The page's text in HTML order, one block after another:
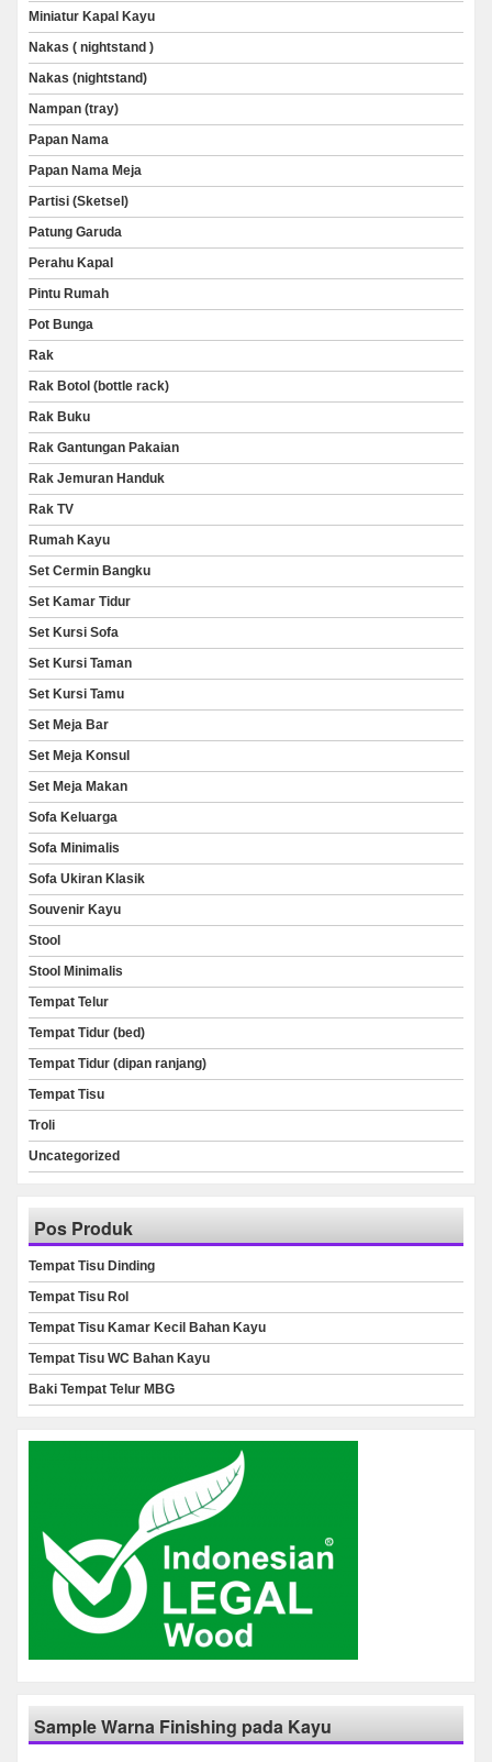
Miniatur Kapal Kayu
Nakas ( nightstand )
Nakas (nightstand)
Nampan (tray)
Papan Nama
Papan Nama Meja
Partisi (Sketsel)
Patung Garuda
Perahu Kapal
Pintu Rumah
Pot Bunga
Rak
Rak Botol (bottle rack)
Rak Buku
Rak Gantungan Pakaian
Rak Jemuran Handuk
Rak TV
Rumah Kayu
Set Cermin Bangku
Set Kamar Tidur
Set Kursi Sofa
Set Kursi Taman
Set Kursi Tamu
Set Meja Bar
Set Meja Konsul
Set Meja Makan
Sofa Keluarga
Sofa Minimalis
Sofa Ukiran Klasik
Souvenir Kayu
Stool
Stool Minimalis
Tempat Telur
Tempat Tidur (bed)
Tempat Tidur (dipan ranjang)
Tempat Tisu
Troli
Uncategorized
Pos Produk
Tempat Tisu Dinding
Tempat Tisu Rol
Tempat Tisu Kamar Kecil Bahan Kayu
Tempat Tisu WC Bahan Kayu
Baki Tempat Telur MBG
Sample Warna Finishing pada Kayu